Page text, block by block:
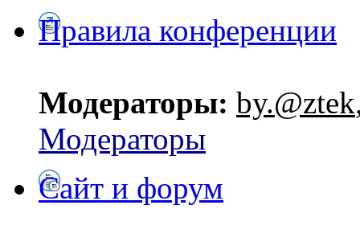
Правила конференции
Модераторы: by.@ztek
Модераторы
Сайт и форум